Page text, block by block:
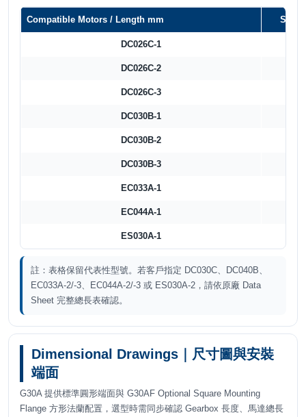
Compatible Motors / Length mm Stage
DC026C-1
DC026C-2
DC026C-3
DC030B-1
DC030B-2
DC030B-3
EC033A-1
EC044A-1
ES030A-1
註：表格保留代表性型號。若客戶指定 DC030C、DC040B、
EC033A-2/-3、EC044A-2/-3 或 ES030A-2，請依原廠 Data
Sheet 完整總長表確認。
Dimensional Drawings｜尺寸圖與安裝
端面
G30A 提供標準圓形端面與 G30AF Optional Square Mounting
Flange 方形法蘭配置，選型時需同步確認 Gearbox 長度、馬達總長